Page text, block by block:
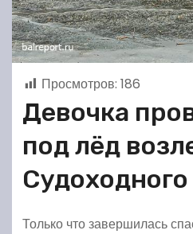
Просмотров: 186
Девочка
под лёд
Только что завершилась